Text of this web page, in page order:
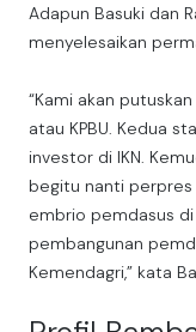
Adapun Basuki dan
menyelesaikan
“Kami akan
atau KPBU. Kedua
investor di IKN.
begitu nanti perpres
embrio pemdasus di
pembangunan
Kemendagri,” kata